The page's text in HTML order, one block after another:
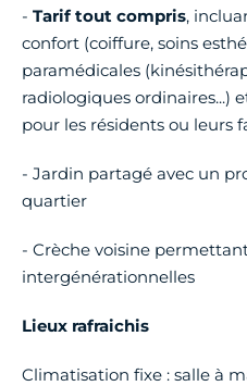
- Tarif tout compris,
confort (coiffure, soins
paramédicales
radiologiques ordinaires...)
pour les résidents ou leurs
- Jardin partagé avec un
quartier
- Crèche voisine
intergénérationnelles
Lieux rafraichis
Climatisation fixe : salle à